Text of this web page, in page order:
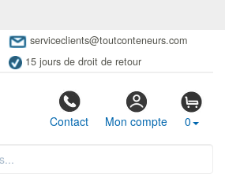
serviceclients@toutconteneurs.com
15 jours de droit de retour
Contact Mon compte 0